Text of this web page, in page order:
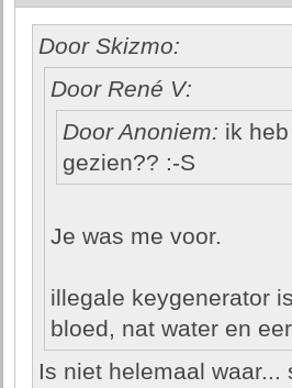
Door Skizmo:
Door René V:
Door Anoniem: ik
gezien?? :-S
Je was me voor.
illegale keygenerator
bloed, nat water en
Is niet helemaal